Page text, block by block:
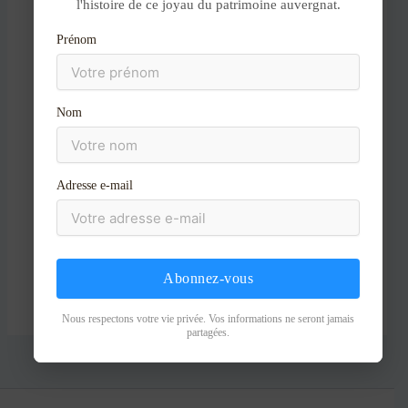
au
Nom*
l'histoire de ce joyau du patrimoine auvergnat.
Prénom
Nom
Adresse e-mail
Abonnez-vous
Nous respectons votre vie privée. Vos informations ne seront jamais
partagées.